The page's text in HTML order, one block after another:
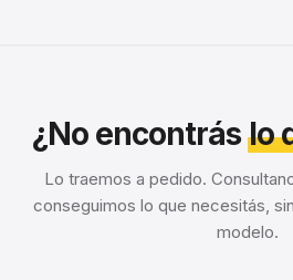
¿No encontráslo
Lo traemos a pedido.
conseguimos lo que necesitás,
modelo.